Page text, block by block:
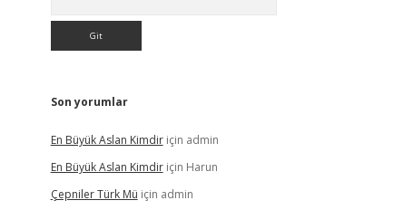
Son yorumlar
En Büyük Aslan Kimdiriçin admin
En Büyük Aslan Kimdiriçin Harun
Çepniler Türk Mü için admin